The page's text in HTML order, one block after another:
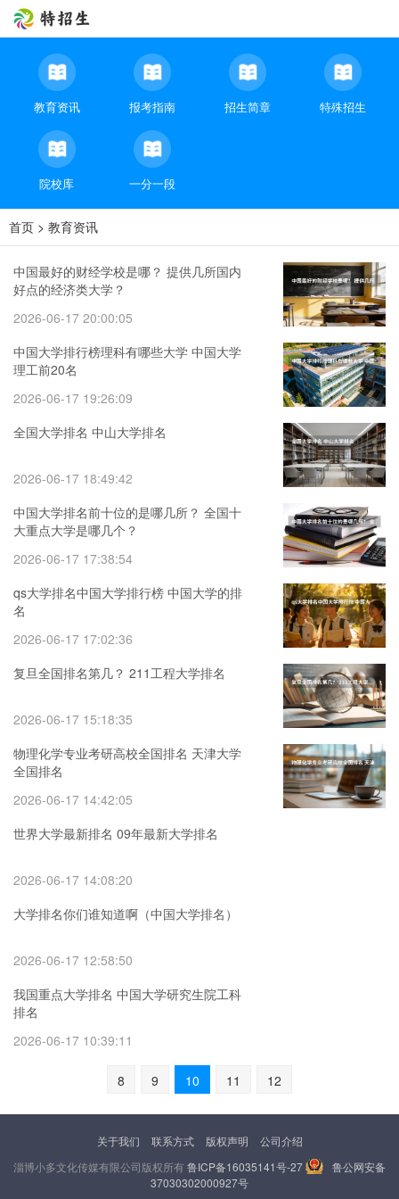
教育资讯 报考指南 招生简章 特殊招生
院校库 一分一段
首页 > 教育资讯
中国最好的财经学校是哪？ 提供几所国内
好点的经济类大学？
2026-06-17 20:00:05
中国大学排行榜理科有哪些大学 中国大学
理工前20名
2026-06-17 19:26:09
全国大学排名 中山大学排名
2026-06-17 18:49:42
中国大学排名前十位的是哪几所？ 全国十
大重点大学是哪几个？
2026-06-17 17:38:54
qs大学排名中国大学排行榜 中国大学的排
名
2026-06-17 17:02:36
复旦全国排名第几？ 211工程大学排名
2026-06-17 15:18:35
物理化学专业考研高校全国排名 天津大学
全国排名
2026-06-17 14:42:05
世界大学最新排名 09年最新大学排名
2026-06-17 14:08:20
大学排名你们谁知道啊（中国大学排名）
2026-06-17 12:58:50
我国重点大学排名 中国大学研究生院工科
排名
2026-06-17 10:39:11
8 9 10 11 12
关于我们 联系方式 版权声明
公司介绍
淄博小多文化传媒有限公司版权所有鲁ICP备16035141号-27
鲁公网安备
37030302000927号